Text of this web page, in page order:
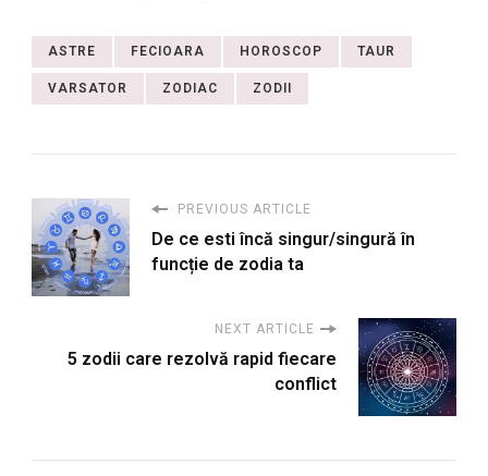
ASTRE FECIOARA HOROSCOP TAUR
VARSATOR ZODIAC ZODII
PREVIOUS ARTICLE
De ce esti încă singur/singură în
funcție de zodia ta
NEXT ARTICLE
5 zodii care rezolvă rapid fiecare
conflict